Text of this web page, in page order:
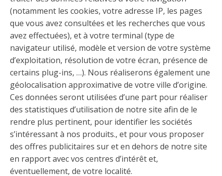
(notamment les cookies, votre adresse IP, les pages
que vous avez consultées et les recherches que vous
avez effectuées), et à votre terminal (type de
navigateur utilisé, modèle et version de votre système
d’exploitation, résolution de votre écran, présence de
certains plug-ins, …). Nous réaliserons également une
géolocalisation approximative de votre ville d’origine.
Ces données seront utilisées d’une part pour réaliser
des statistiques d’utilisation de notre site afin de le
rendre plus pertinent, pour identifier les sociétés
s’intéressant à nos produits., et pour vous proposer
des offres publicitaires sur et en dehors de notre site
en rapport avec vos centres d’intérêt et,
éventuellement, de votre localité.